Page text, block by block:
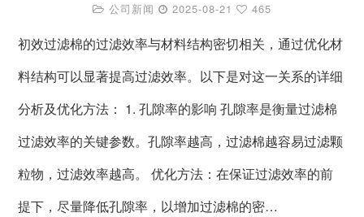
公司新闻 2025-08-21 465
初效过滤棉的过滤效率与材料结构密切相关，通过优化材
料结构可以显著提高过滤效率。以下是对这一关系的详细
分析及优化方法： 1. 孔隙率的影响 孔隙率是衡量过滤棉
过滤效率的关键参数。孔隙率越高，过滤棉越容易过滤颗
粒物，过滤效率越高。 优化方法：在保证过滤效率的前
提下，尽量降低孔隙率，以增加过滤棉的密…